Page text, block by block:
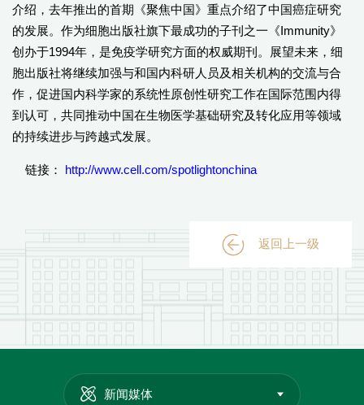
介绍，去年推出的首期《聚焦中国》重点介绍了中国癌症研究
的发展。作为细胞出版社旗下最成功的子刊之一《Immunity》
创办于1994年，是免疫学研究方面的权威期刊。展望未来，细
胞出版社将继续加强与和国内科研人员及相关机构的交流与合
作，促进国内科学家的系统性原创性研究工作在国际范围内得
到认可，共同推动中国在生物医学基础研究及转化应用等领域
的持续进步与跨越式发展。
链接： http://www.cell.com/spotlightonchina
返回上一级
新闻媒体